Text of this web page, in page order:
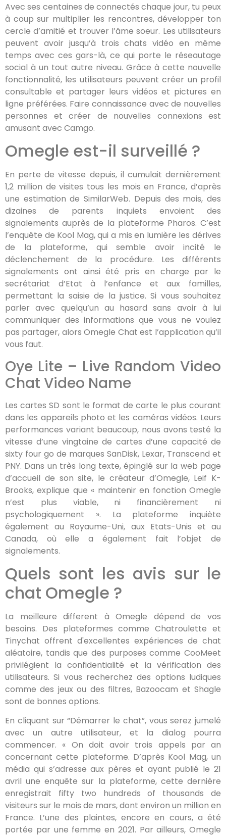
Avec ses centaines de connectés chaque jour, tu peux
à coup sur multiplier les rencontres, développer ton
cercle d’amitié et trouver l’âme soeur. Les utilisateurs
peuvent avoir jusqu’à trois chats vidéo en même
temps avec ces gars-là, ce qui porte le réseautage
social à un tout autre niveau. Grâce à cette nouvelle
fonctionnalité, les utilisateurs peuvent créer un profil
consultable et partager leurs vidéos et pictures en
ligne préférées. Faire connaissance avec de nouvelles
personnes et créer de nouvelles connexions est
amusant avec Camgo.
Omegle est-il surveillé ?
En perte de vitesse depuis, il cumulait dernièrement
1,2 million de visites tous les mois en France, d’après
une estimation de SimilarWeb. Depuis des mois, des
dizaines de parents inquiets envoient des
signalements auprès de la plateforme Pharos. C’est
l’enquête de Kool Mag, qui a mis en lumière les dérives
de la plateforme, qui semble avoir incité le
déclenchement de la procédure. Les différents
signalements ont ainsi été pris en charge par le
secrétariat d’Etat à l’enfance et aux familles,
permettant la saisie de la justice. Si vous souhaitez
parler avec quelqu’un au hasard sans avoir à lui
communiquer des informations que vous ne voulez
pas partager, alors Omegle Chat est l’application qu’il
vous faut.
Oye Lite – Live Random Video
Chat Video Name
Les cartes SD sont le format de carte le plus courant
dans les appareils photo et les caméras vidéos. Leurs
performances variant beaucoup, nous avons testé la
vitesse d’une vingtaine de cartes d’une capacité de
sixty four go de marques SanDisk, Lexar, Transcend et
PNY. Dans un très long texte, épinglé sur la web page
d’accueil de son site, le créateur d’Omegle, Leif K-
Brooks, explique que « maintenir en fonction Omegle
n’est plus viable, ni financièrement ni
psychologiquement ». La plateforme inquiète
également au Royaume-Uni, aux Etats-Unis et au
Canada, où elle a également fait l’objet de
signalements.
Quels sont les avis sur le
chat Omegle ?
La meilleure different à Omegle dépend de vos
besoins. Des plateformes comme Chatroulette et
Tinychat offrent d'excellentes expériences de chat
aléatoire, tandis que des purposes comme CooMeet
privilégient la confidentialité et la vérification des
utilisateurs. Si vous recherchez des options ludiques
comme des jeux ou des filtres, Bazoocam et Shagle
sont de bonnes options.
En cliquant sur “Démarrer le chat”, vous serez jumelé
avec un autre utilisateur, et la dialog pourra
commencer. « On doit avoir trois appels par an
concernant cette plateforme. D’après Kool Mag, un
média qui s’adresse aux pères et ayant publié le 21
avril une enquête sur la plateforme, cette dernière
enregistrait fifty two hundreds of thousands de
visiteurs sur le mois de mars, dont environ un million en
France. L’une des plaintes, encore en cours, a été
portée par une femme en 2021. Par ailleurs, Omegle